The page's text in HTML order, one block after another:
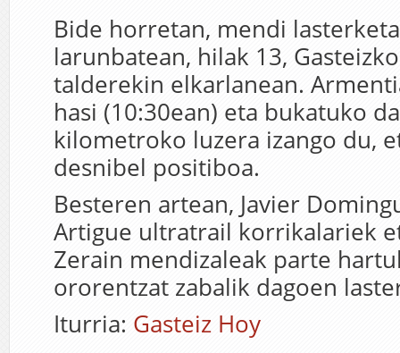
Bide horretan, mendi
larunbatean, hilak 13,
talderekin elkarlanean.
hasi (10:30ean) eta bukatuko
kilometroko luzera izango du,
desnibel positiboa.
Besteren artean, Javier
Artigue ultratrail korrikalariek
Zerain mendizaleak parte
ororentzat zabalik dagoen
Iturria: Gasteiz Hoy